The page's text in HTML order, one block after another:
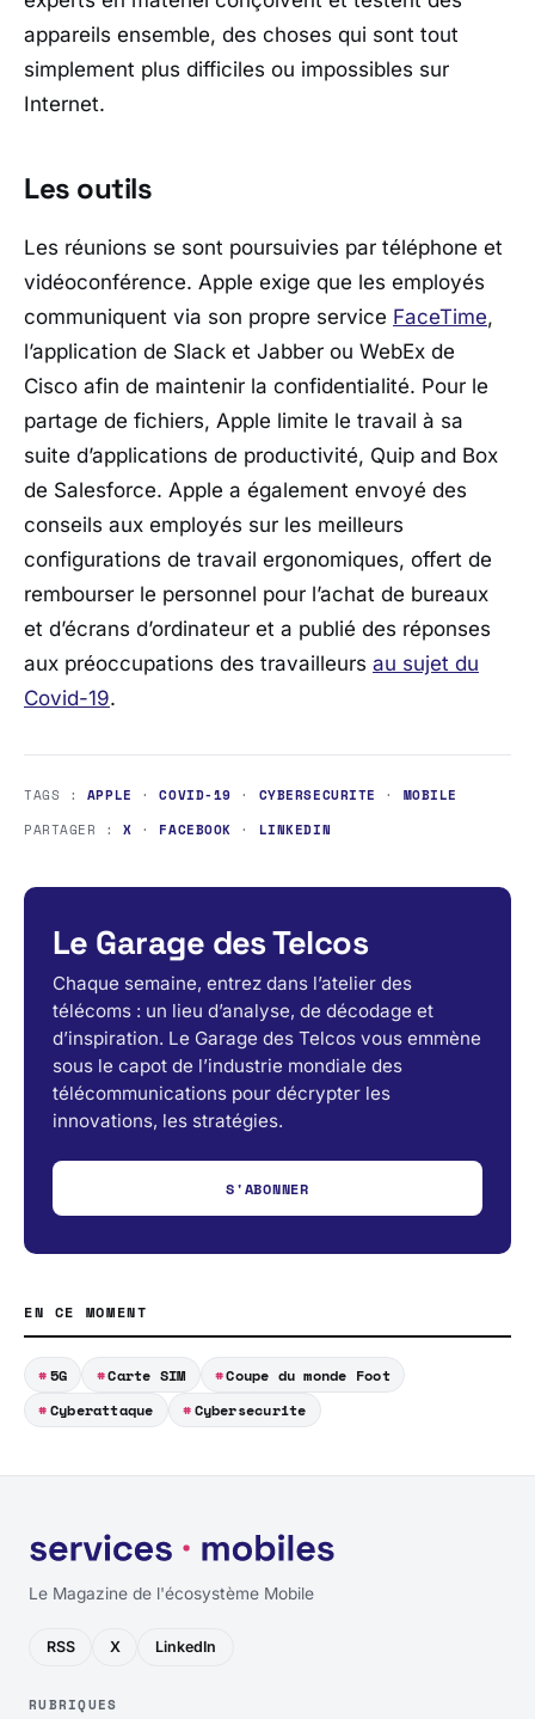
appareils ensemble, des choses qui sont tout
simplement plus difficiles ou impossibles sur
Internet.
Les outils
Les réunions se sont poursuivies par téléphone et
vidéoconférence. Apple exige que les employés
communiquent via son propre service FaceTime,
l’application de Slack et Jabber ou WebEx de
Cisco afin de maintenir la confidentialité. Pour le
partage de fichiers, Apple limite le travail à sa
suite d’applications de productivité, Quip and Box
de Salesforce. Apple a également envoyé des
conseils aux employés sur les meilleurs
configurations de travail ergonomiques, offert de
rembourser le personnel pour l’achat de bureaux
et d’écrans d’ordinateur et a publié des réponses
aux préoccupations des travailleurs au sujet du
Covid-19.
TAGS : APPLE ·COVID-19 · CYBERSECURITE · MOBILE
PARTAGER :X · FACEBOOK · LINKEDIN
Le Garage des Telcos
Chaque semaine, entrez dans l’atelier des
télécoms : un lieu d’analyse, de décodage et
d’inspiration. Le Garage des Telcos vous emmène
sous le capot de l’industrie mondiale des
télécommunications pour décrypter les
innovations, les stratégies.
S'ABONNER
EN CE MOMENT
5G Carte SIM
Coupe du monde Foot
Cyberattaque
Cybersecurite
Le Magazine de l'écosystème Mobile
RSS X LinkedIn
RUBRIQUES